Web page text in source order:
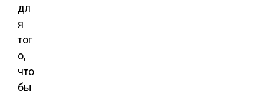
дл
я
тог
о,
что
бы